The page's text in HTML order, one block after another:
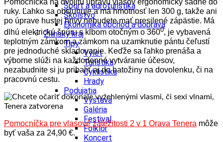
Šport a agroturistika
Školstvo
Ekonomika obchod a doprava
Žilinský kraj
Tipy
Výlet
Turistika
Cyklistika
Hrady
Podujatia
Výstava
Galéria
Festival
Folklór
Koncert
ruky. Ľahko sa obsluhuje a má hmotnosť len 300 g, takže ani
po úprave hustej hrivy nebudete mať presilené zápästie. Má
dlhú elektrickú šnúru s kĺbom otočným o 3600, je vybavená
teplotným zámkom a zámkom na uzamknutie pántu čeľustí
pre jednoduché skladovanie. Keďže sa ľahko prenáša a
výborne slúži na každodenné vytváranie účesov,
nezabudnite si ju pribaliť aj do batožiny na dovolenku, či na
pracovnú cestu.
Pomocníčka pre vlasové záležitosti 2 v 1 Orava Tenera môže
byť vaša za 24,90 €.